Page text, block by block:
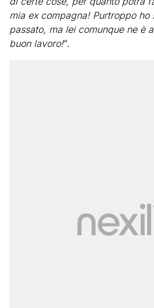
mia ex compagna! Purtroppo
passato, ma lei comunque ne è
buon lavoro!“.